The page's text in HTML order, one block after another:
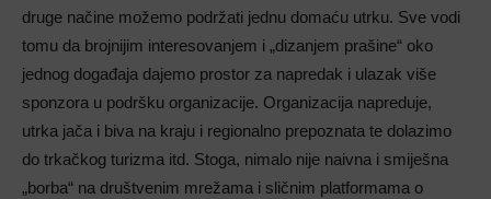
druge načine možemo podržati jednu domaću utrku. Sve vodi
tomu da brojnijim interesovanjem i „dizanjem prašine“ oko
jednog događaja dajemo prostor za napredak i ulazak više
sponzora u podršku organizacije. Organizacija napreduje,
utrka jača i biva na kraju i regionalno prepoznata te dolazimo
do trkačkog turizma itd. Stoga, nimalo nije naivna i smiješna
„borba“ na društvenim mrežama i sličnim platformama o